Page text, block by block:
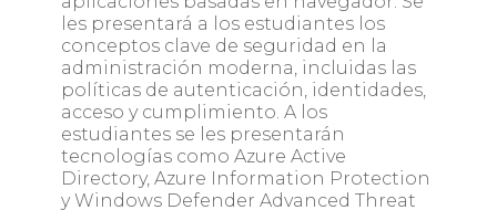
les presentará a los estudiantes los
conceptos clave de seguridad en la
administración moderna, incluidas las
políticas de autenticación, identidades,
acceso y cumplimiento. A los
estudiantes se les presentarán
tecnologías como Azure Active
Directory, Azure Information Protection
y Windows Defender Advanced Threat